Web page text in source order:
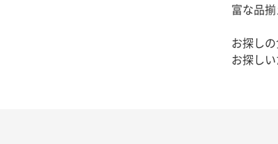
富な品
お探し
お探しい